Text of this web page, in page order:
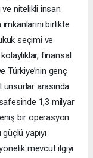
ve nitelikli insan
birlikte
seçimi ve
finansal
Türkiye’nin genç
arasında
1,3 milyar
bir operasyon
yapıyı
mevcut ilgiyi